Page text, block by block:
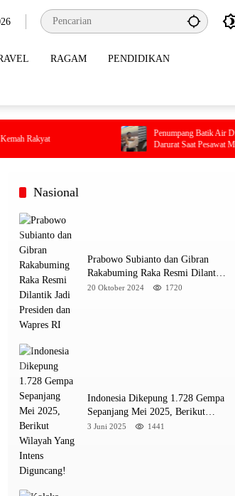
RAGAM PENDIDIKAN
Penumpang Batik Air Diduga Coba Buka
Darurat Saat Pesawat Mengudara,
di Dalam Kabin
HEADLINE
Gempa M 5,4 Guncang Buol,
Gunung
13 Juli 2026
Nasional
Prabowo Subianto dan Gibran
Rakabuming Raka Resmi Dilantik
Jadi Presiden dan Wapres RI
20 Oktober 2024 1720
Indonesia Dikepung 1.728 Gempa
Sepanjang Mei 2025, Berikut
Wilayah Yang Intens Diguncang!
3 Juni 2025 1441